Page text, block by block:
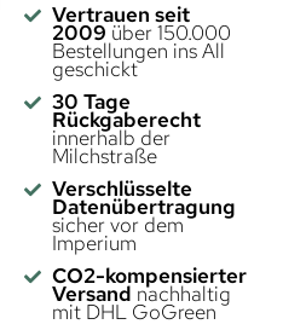
Vertrauen seit
2009 über 150.000
Bestellungen ins All
geschickt
30 Tage
Rückgaberecht
innerhalb der
Milchstraße
Verschlüsselte
Datenübertragung
sicher vor dem
Imperium
CO2-kompensierter
Versand nachhaltig
mit DHL GoGreen